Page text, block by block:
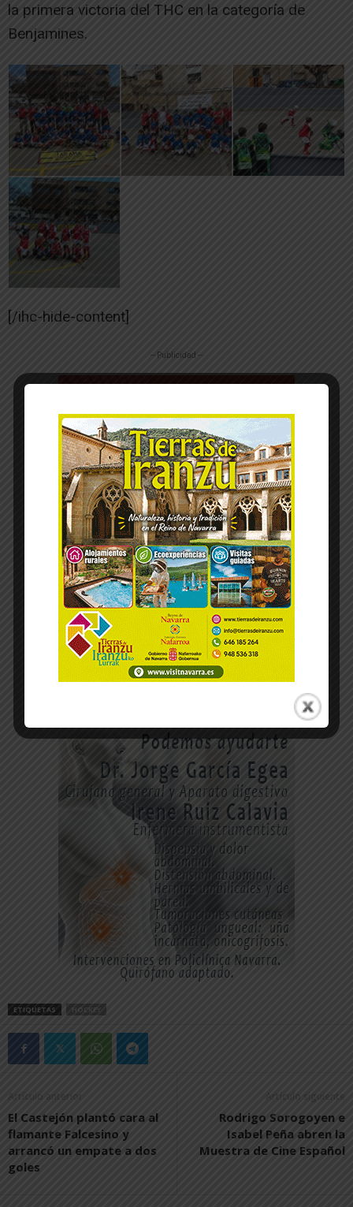
la primera victoria del THC en la categoría de
Benjamines.
[/ihc-hide-content]
-- Publicidad --
ETIQUETAS HOCKEY
Artículo anterior
El Castejón plantó cara al
flamante Falcesino y
arrancó un empate a dos
goles
Artículo siguiente
Rodrigo Sorogoyen e
Isabel Peña abren la
Muestra de Cine Español